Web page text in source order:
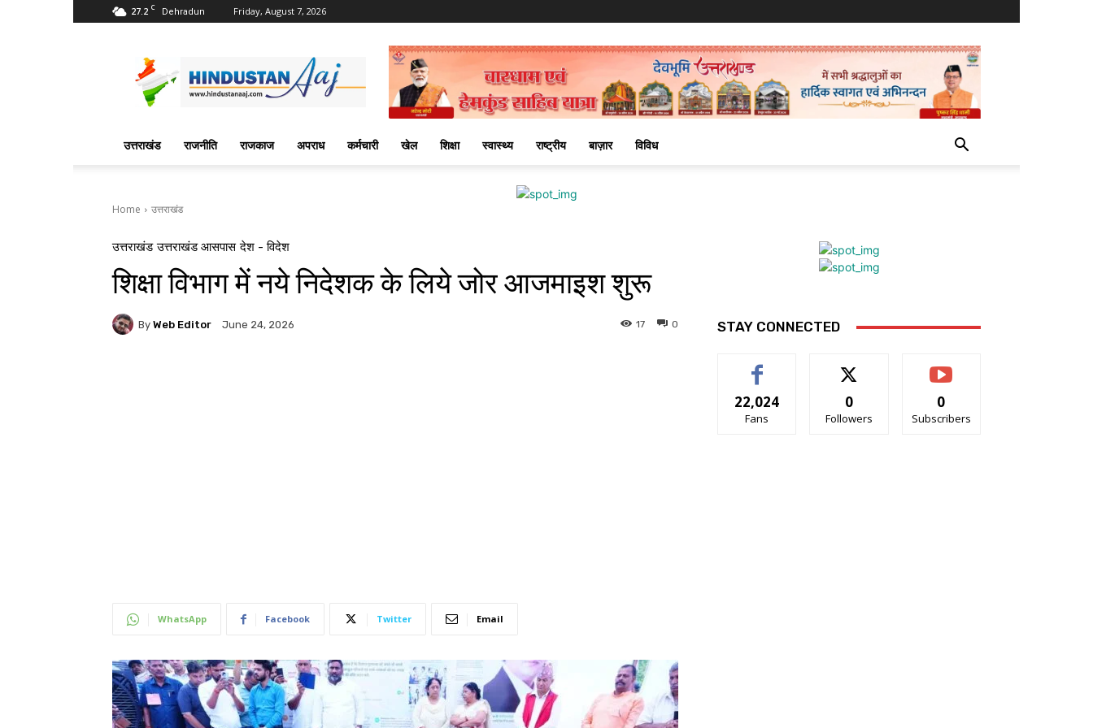
27.2 C Dehradun Friday, August 7, 2026
Aaj
News
उत्तराखंड राजनीति राजकाज अपराध कर्मचारी खेल शिक्षा स्वास्थ्य राष्ट्रीय बाज़ार विविध
Home उत्तराखंड
उत्तराखंड उत्तराखंड आसपास देश - विदेश
शिक्षा विभाग में नये निदेशक के लिये जोर आजमाइश शुरू
By Web Editor June 24, 2026 0
17
WhatsApp Facebook Twitter Email
STAY CONNECTED
22,024
Fans
0
Followers
0
Subscribers